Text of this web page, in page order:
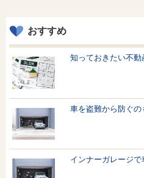
おすすめ
知っておきたい不
車を盗難から防ぐ
インナーガレージ